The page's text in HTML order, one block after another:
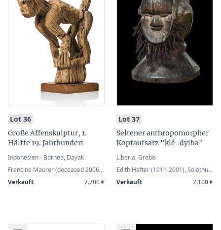
Lot 36:
Große Affenskulptur, 1.
Hälfte 19. Jahrhundert
Indonesien - Borneo, Dayak
Francine Maurer (deceased 2006), Paris, France · Kim Redlich, Düsseldorf, Germany · Lempertz, Brussels, 30 March 2006, Lot 25 · Robert Lewitzki, Celle, Germany
Verkauft
7.700 €
Lot 37:
Seltener anthropomorpher
Kopfaufsatz "klé-dyiba"
Liberia, Grebo
Edith Hafter (1911-2001), Solothurn, Switzerland · Christie’s, Paris, 12 June 2003, Lot 311 · Cornette de Saint Cyr, Paris-Drouot, 10 April 2010, Lot 37 · Bernard Dulon, Paris, France · Stella Loebarth, Paris, France (Bruneaf 2012) · Zemanek-Münster, 86th Tribal Art Auction, Vol. II, Würzburg, 27 May 2017, Lot 167 · Robert Lewitzki, Celle, Germany
Verkauft
2.100 €